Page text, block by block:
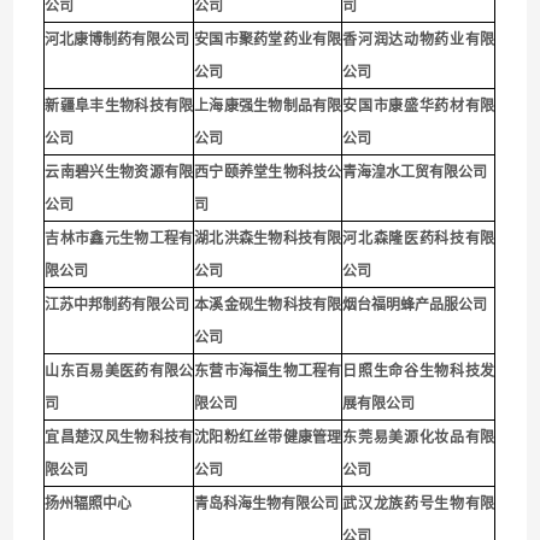
公司 公司
司
河北康博制药有限公司 安国市聚药堂药业有限
公司
香河润达动物药业有限
公司
新疆阜丰生物科技有限
公司
上海康强生物制品有限
公司
安国市康盛华药材有限
公司
云南碧兴生物资源有限
公司
西宁颐养堂生物科技公
司
青海湟水工贸有限公司
吉林市鑫元生物工程有
限公司
湖北洪森生物科技有限
公司
河北森隆医药科技有限
公司
江苏中邦制药有限公司 本溪金砚生物科技有限
公司
烟台福明蜂产品服公司
山东百易美医药有限公
司
东营市海福生物工程有
限公司
日照生命谷生物科技发
展有限公司
宜昌楚汉风生物科技有
限公司
沈阳粉红丝带健康管理
公司
东莞易美源化妆品有限
公司
扬州辐照中心
青岛科海生物有限公司 武汉龙族药号生物有限
公司